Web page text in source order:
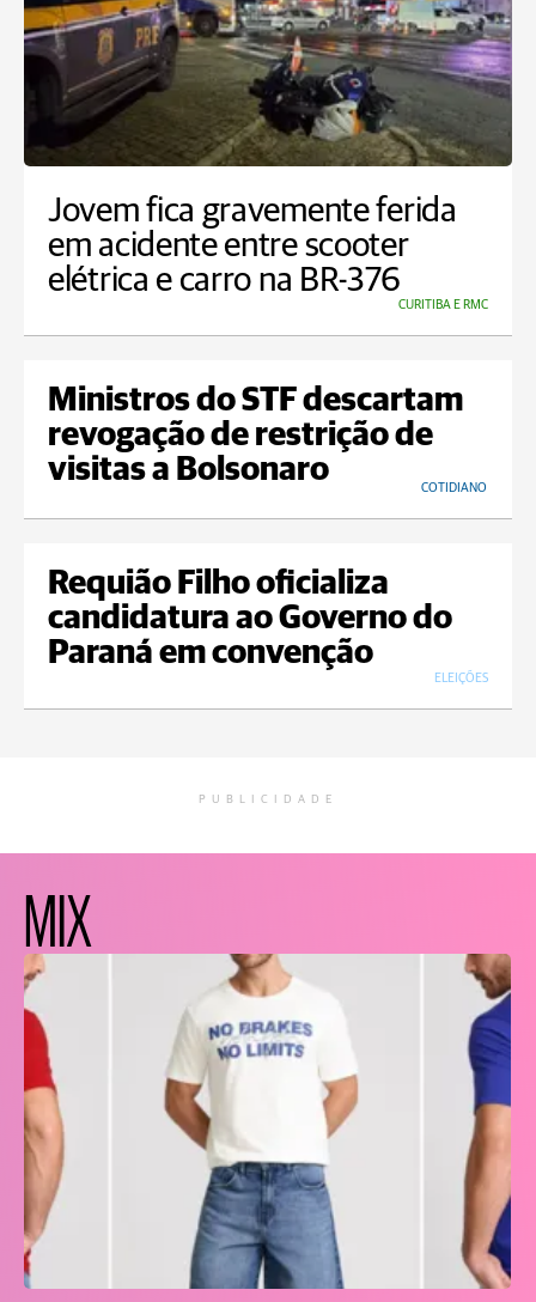
Jovem fica gravemente ferida
em acidente entre scooter
elétrica e carro na BR-376
CURITIBA E RMC
Ministros do STF descartam
revogação de restrição de
visitas a Bolsonaro
COTIDIANO
Requião Filho oficializa
candidatura ao Governo do
Paraná em convenção
ELEIÇÕES
PUBLICIDADE
MIX